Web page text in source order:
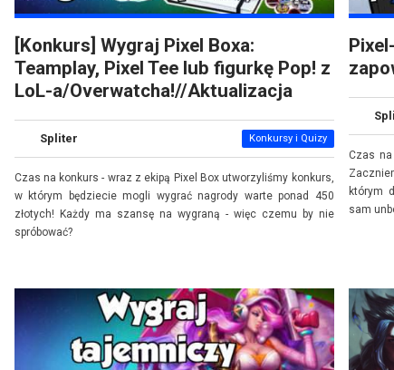
[Konkurs] Wygraj Pixel Boxa:
Teamplay, Pixel Tee lub figurkę Pop! z
LoL-a/Overwatcha!//Aktualizacja
Spliter Konkursy i Quizy
Czas na konkurs - wraz z ekipą Pixel Box utworzyliśmy konkurs,
w którym będziecie mogli wygrać nagrody warte ponad 450
złotych! Każdy ma szansę na wygraną - więc czemu by nie
spróbować?
Czas
którym
sam